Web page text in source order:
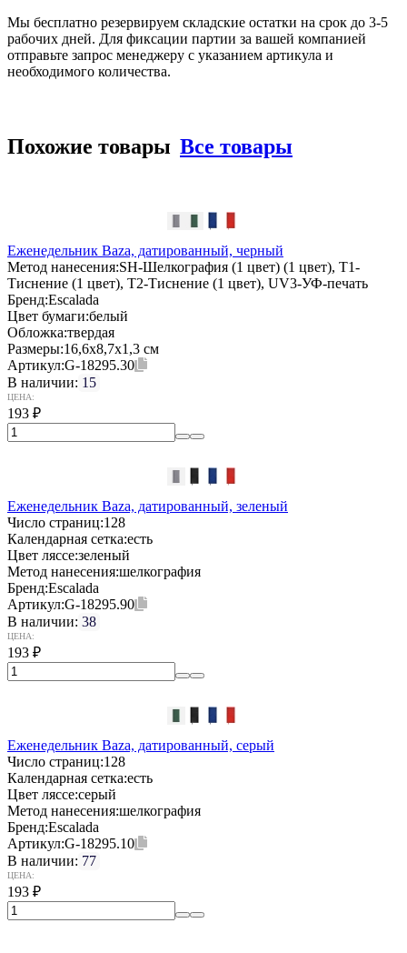
Мы бесплатно резервируем складские остатки на срок до 3-5
рабочих дней. Для фиксации партии за вашей компанией
отправьте запрос менеджеру с указанием артикула и
необходимого количества.
Похожие товары Все товары
Еженедельник Baza, датированный, черный
Метод нанесения:SH-Шелкография (1 цвет) (1 цвет), T1-
Тиснение (1 цвет), T2-Тиснение (1 цвет), UV3-УФ-печать
Бренд:Escalada
Цвет бумаги:белый
Обложка:твердая
Размеры:16,6х8,7х1,3 см
Артикул:G-18295.30
В наличии: 15
ЦЕНА:
193 ₽
Еженедельник Baza, датированный, зеленый
Число страниц:128
Календарная сетка:есть
Цвет ляссе:зеленый
Метод нанесения:шелкография
Бренд:Escalada
Артикул:G-18295.90
В наличии: 38
ЦЕНА:
193 ₽
Еженедельник Baza, датированный, серый
Число страниц:128
Календарная сетка:есть
Цвет ляссе:серый
Метод нанесения:шелкография
Бренд:Escalada
Артикул:G-18295.10
В наличии: 77
ЦЕНА:
193 ₽